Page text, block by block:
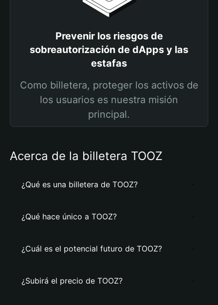
Prevenir los riesgos de
sobreautorización de dApps y las
estafas
Como billetera, proteger los activos de
los usuarios es nuestra misión
principal.
Acerca de la billetera TOOZ
¿Qué es una billetera de TOOZ?
¿Qué hace único a TOOZ?
¿Cuál es el potencial futuro de TOOZ?
¿Subirá el precio de TOOZ?